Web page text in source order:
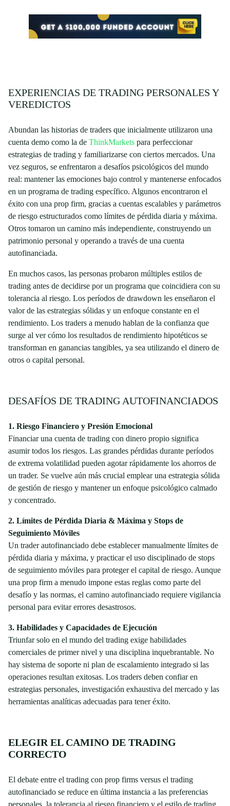
EXPERIENCIAS DE TRADING PERSONALES Y
VEREDICTOS
Abundan las historias de traders que inicialmente utilizaron una
cuenta demo como la de ThinkMarkets para perfeccionar
estrategias de trading y familiarizarse con ciertos mercados. Una
vez seguros, se enfrentaron a desafíos psicológicos del mundo
real: mantener las emociones bajo control y mantenerse enfocados
en un programa de trading específico. Algunos encontraron el
éxito con una prop firm, gracias a cuentas escalables y parámetros
de riesgo estructurados como límites de pérdida diaria y máxima.
Otros tomaron un camino más independiente, construyendo un
patrimonio personal y operando a través de una cuenta
autofinanciada.
En muchos casos, las personas probaron múltiples estilos de
trading antes de decidirse por un programa que coincidiera con su
tolerancia al riesgo. Los períodos de drawdown les enseñaron el
valor de las estrategias sólidas y un enfoque constante en el
rendimiento. Los traders a menudo hablan de la confianza que
surge al ver cómo los resultados de rendimiento hipotéticos se
transforman en ganancias tangibles, ya sea utilizando el dinero de
otros o capital personal.
DESAFÍOS DE TRADING AUTOFINANCIADOS
1. Riesgo Financiero y Presión Emocional
Financiar una cuenta de trading con dinero propio significa
asumir todos los riesgos. Las grandes pérdidas durante períodos
de extrema volatilidad pueden agotar rápidamente los ahorros de
un trader. Se vuelve aún más crucial emplear una estrategia sólida
de gestión de riesgo y mantener un enfoque psicológico calmado
y concentrado.
2. Límites de Pérdida Diaria & Máxima y Stops de
Seguimiento Móviles
Un trader autofinanciado debe establecer manualmente límites de
pérdida diaria y máxima, y practicar el uso disciplinado de stops
de seguimiento móviles para proteger el capital de riesgo. Aunque
una prop firm a menudo impone estas reglas como parte del
desafío y las normas, el camino autofinanciado requiere vigilancia
personal para evitar errores desastrosos.
3. Habilidades y Capacidades de Ejecución
Triunfar solo en el mundo del trading exige habilidades
comerciales de primer nivel y una disciplina inquebrantable. No
hay sistema de soporte ni plan de escalamiento integrado si las
operaciones resultan exitosas. Los traders deben confiar en
estrategias personales, investigación exhaustiva del mercado y las
herramientas analíticas adecuadas para tener éxito.
ELEGIR EL CAMINO DE TRADING
CORRECTO
El debate entre el trading con prop firms versus el trading
autofinanciado se reduce en última instancia a las preferencias
personales, la tolerancia al riesgo financiero y el estilo de trading.